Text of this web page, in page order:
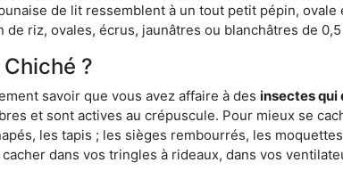
de lit ressemblent à un tout petit pépin,
riz, ovales, écrus, jaunâtres ou blanchâtres de
?
savoir que vous avez affaire à des insectes qui
et sont actives au crépuscule. Pour mieux se
les tapis ; les sièges rembourrés, les
dans vos tringles à rideaux, dans vos